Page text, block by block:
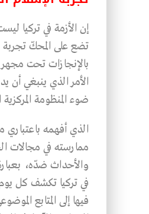
إن الأزمة في تركيا
تضع على المحكّ
بالإنجازات تحت مجهر
الأمر الذي ينبغي أن
ضوء المنظومة المركزية
الذي أفهمه
ممارسته في مجالات
والأحداث ضدّه،
في تركيا تكشف كل
فيها إلى المتابع